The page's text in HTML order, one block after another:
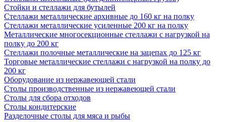
Стойки и стеллажи для бутылей
Стеллажи металлические архивные до 160 кг на полку
Стеллажи металлические усиленные 200 кг на полку
Металлические многосекционные стеллажи с нагрузкой на
полку до 200 кг
Стеллажи полочные металлические на зацепах до 125 кг
Торговые металлические стеллажи с нагрузкой на полку до
200 кг
Оборудование из нержавеющей стали
Столы производственные из нержавеющей стали
Столы для сбора отходов
Столы кондитерские
Разделочные столы для мяса и рыбы